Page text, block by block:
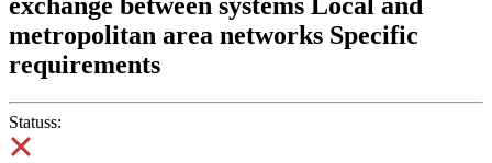
metropolitan area networks Specific
requirements
Statuss: